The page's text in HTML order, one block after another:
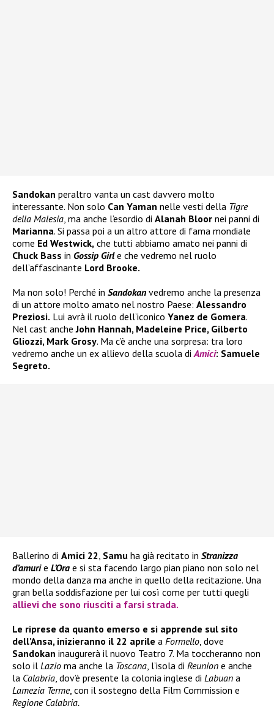
Sandokan peraltro vanta un cast davvero molto
interessante. Non solo Can Yaman nelle vesti della Tigre
della Malesia, ma anche l’esordio di Alanah Bloor nei panni di
Marianna. Si passa poi a un altro attore di fama mondiale
come Ed Westwick, che tutti abbiamo amato nei panni di
Chuck Bass in Gossip Girle che vedremo nel ruolo
dell’affascinante Lord Brooke.
Ma non solo! Perché in Sandokan vedremo anche la presenza
di un attore molto amato nel nostro Paese: Alessandro
Preziosi. Lui avrà il ruolo dell’iconico Yanez de Gomera.
Nel cast ancheJohn Hannah, Madeleine Price, Gilberto
Gliozzi, Mark Grosy. Ma c’è anche una sorpresa: tra loro
vedremo anche un ex allievo della scuola diAmici: Samuele
Segreto.
Ballerino di Amici 22, Samu ha già recitato in Stranizza
d’amurie L’Ora e si sta facendo largo pian piano non solo nel
mondo della danza ma anche in quello della recitazione. Una
gran bella soddisfazione per lui così come per tutti quegli
allievi che sono riusciti a farsi strada.
Le riprese da quanto emerso e si apprende sul sito
dell’Ansa, inizieranno il 22 aprile a Formello, dove
Sandokan inaugurerà il nuovo Teatro 7. Ma toccheranno non
solo il Lazio ma anche la Toscana, l’isola di Reunion e anche
la Calabria, dov’è presente la colonia inglese di Labuan a
Lamezia Terme, con il sostegno della Film Commission e
Regione Calabria.